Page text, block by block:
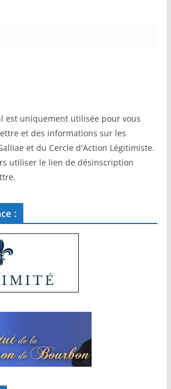
est uniquement utilisée pour vous
et des informations sur les
et du Cercle d'Action Légitimiste.
utiliser le lien de désinscription
: